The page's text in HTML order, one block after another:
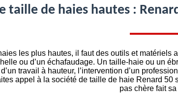
taille de haies hautes :
les plus hautes, il faut des outils et matériels
ou d’un échafaudage. Un taille-haie ou un
d’un travail à hauteur, l’intervention d’un
appel à la société de taille de haie Renard
pas chère fait